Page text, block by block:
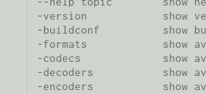
-version            show
-buildconf          show
-formats            show
-codecs             show
-decoders           show
-encoders           show